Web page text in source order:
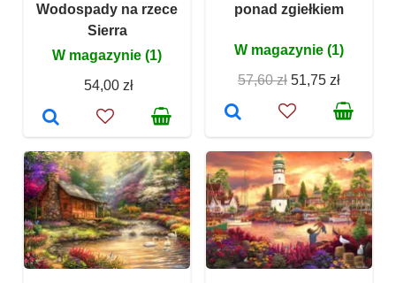
Wodospady na rzece
Sierra
W magazynie (1)
54,00 zł
ponad zgiełkiem
W magazynie (1)
57,60 zł 51,75 zł